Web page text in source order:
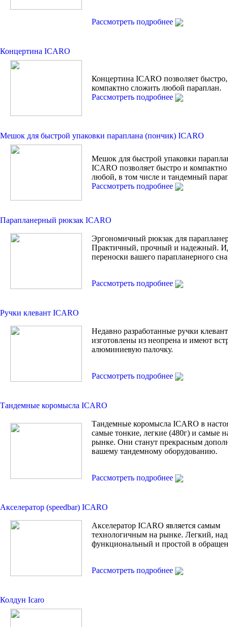
Рассмотреть подробнее
Концертина ICARO
Концертина ICARO позволяет
компактно сложить любой параплан.
Рассмотреть подробнее
Мешок для быстрой упаковки параплана (пончик) ICARO
Мешок для быстрой упаковки
ICARO позволяет быстро и
любой, в том числе и тандемный
Рассмотреть подробнее
Парапланерный рюкзак ICARO
Эргономичный рюкзак для
Практичный, прочный и надежный.
переноски вашего парапланерного
Рассмотреть подробнее
Ручки клевант ICARO
Недавно разработанные ручки
изготовлены из неопрена и имеют
алюминиевую палочку.
Рассмотреть подробнее
Тандемные коромысла ICARO
Тандемные коромысла ICARO в
самые тонкие, легкие (480г) и самые
рынке. Они станут прекрасным
вашему тандемному оборудованию.
Рассмотреть подробнее
Акселератор (speedbar) ICARO
Акселератор ICARO является самым
технологичным на рынке. Легкий,
функциональный и простой в
Рассмотреть подробнее
Колдун Icaro